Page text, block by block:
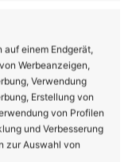
einem Endgerät,
Werbeanzeigen,
Verwendung
Erstellung von
von Profilen
und Verbesserung
zur Auswahl von
Bernau